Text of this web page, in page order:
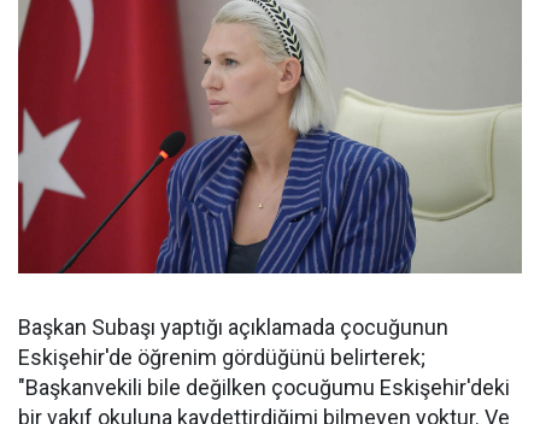
Başkan Subaşı yaptığı açıklamada çocuğunun
Eskişehir'de öğrenim gördüğünü belirterek;
"Başkanvekili bile değilken çocuğumu Eskişehir'deki
bir vakıf okuluna kaydettirdiğimi bilmeyen yoktur. Ve